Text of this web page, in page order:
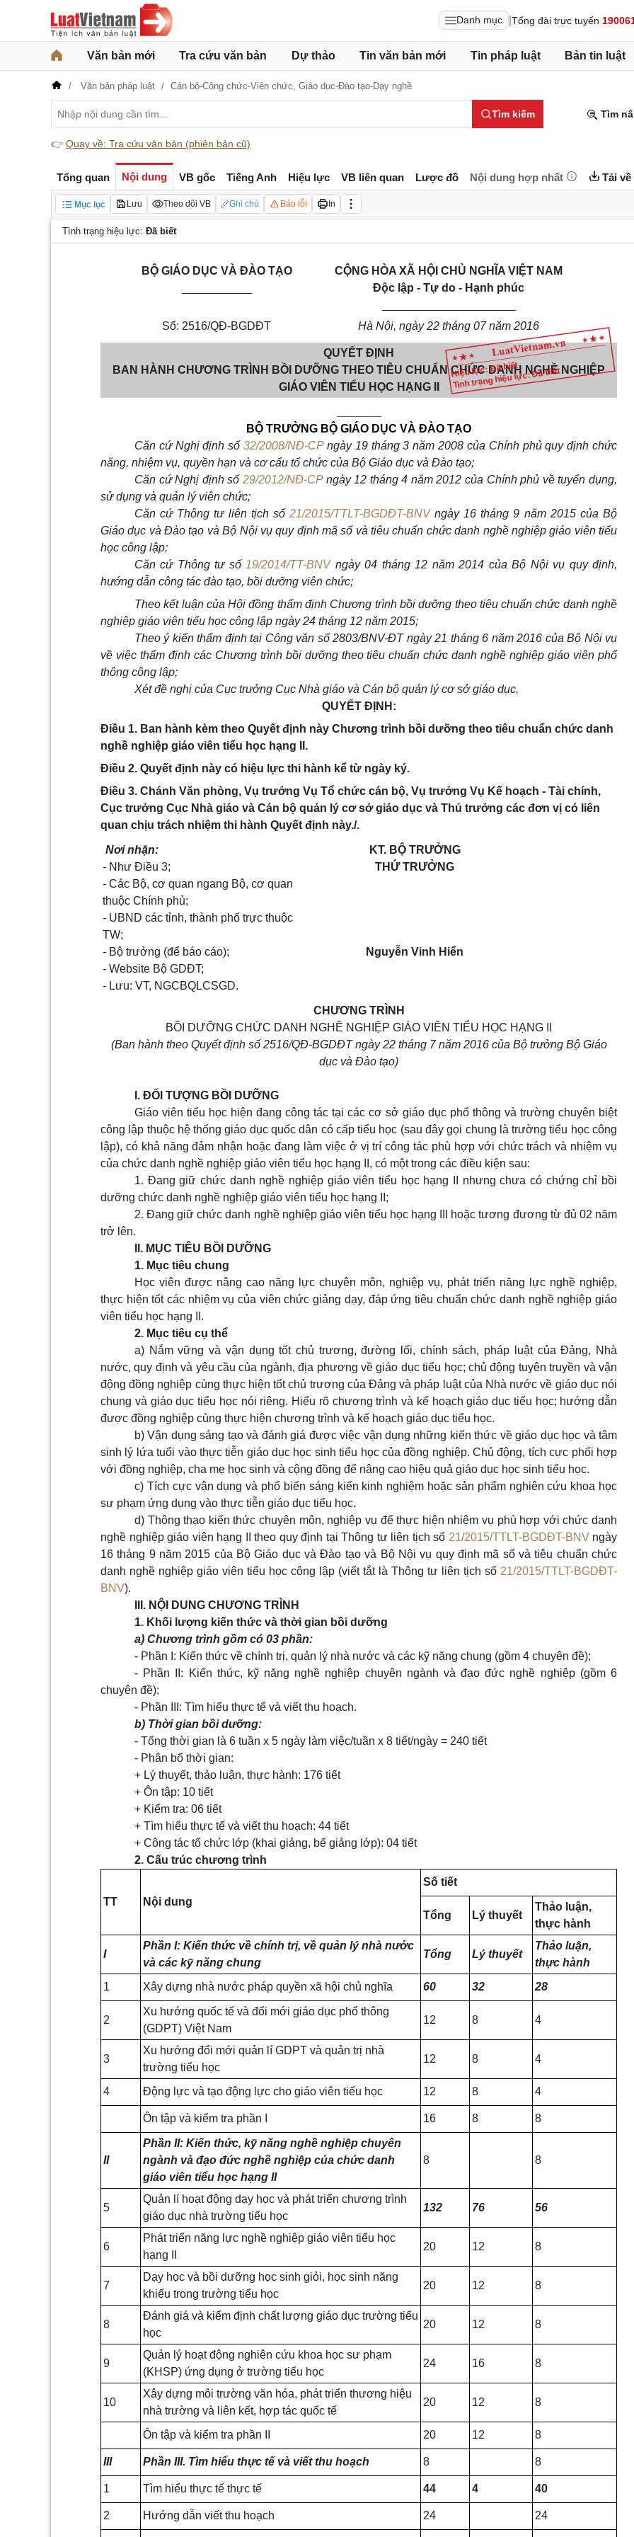
Danh mục Tổng đài trực tuyến
Văn bản mới Tra cứu văn bản Dự thảo Tin văn bản mới Tin pháp luật Bản tin luật
Văn bản pháp luật Cán bộ-Công chức-Viên chức, Giáo dục-Đào tạo-Dạy nghề
Tìm kiếm Tìm
👉 Quay về: Tra cứu văn bản (phiên bản cũ)
Tổng quan Nội dung VB gốc Tiếng Anh Hiệu lực VB liên quan Lược đồ Nội dung hợp nhất Tải về
Mục lục Lưu Theo dõi VB Ghi chú Báo lỗi In
Tình trạng hiệu lực: Đã biết
Hiệu lực: Đã biết
Tình trạng hiệu lực: Đã biết
BỘ GIÁO DỤC VÀ ĐÀO TẠO
CỘNG HÒA XÃ HỘI CHỦ NGHĨA VIỆT NAM
Độc lập - Tự do - Hạnh phúc
Số: 2516/QĐ-BGDĐT
Hà Nội, ngày 22 tháng 07 năm 2016
QUYẾT ĐỊNH
BAN HÀNH CHƯƠNG TRÌNH BỒI DƯỠNG THEO TIÊU CHUẨN CHỨC DANH NGHỀ NGHIỆP
GIÁO VIÊN TIỂU HỌC HẠNG II
BỘ TRƯỞNG BỘ GIÁO DỤC VÀ ĐÀO TẠO
Căn cứ Nghị định số32/2008/NĐ-CPngày 19 tháng 3 năm 2008 của Chính phủ quy định chức
năng, nhiệm vụ, quyền hạn và cơ cấu tổ chức của Bộ Giáo dục và Đào tạo;
Căn cứ Nghị định số 29/2012/NĐ-CPngày 12 tháng 4 năm 2012 của Chính phủ về tuyển dụng,
sử dụng và quản lý viên chức;
Căn cứ Thông tư liên tịch số 21/2015/TTLT-BGDĐT-BNVngày 16 tháng 9 năm 2015 của Bộ
Giáo dục và Đào tạo và Bộ Nội vụ quy định mã số và tiêu chuẩn chức danh nghề nghiệp giáo viên tiểu
học công lập;
Căn cứ Thông tư số 19/2014/TT-BNVngày 04 tháng 12 năm 2014 của Bộ Nội vụ quy định,
hướng dẫn công tác đào tạo, bồi dưỡng viên chức;
Theo kết luận của Hội đồng thẩm định Chương trình bồi dưỡng theo tiêu chuẩn chức danh nghề
nghiệp giáo viên tiểu học công lập ngày 24 tháng 12 năm 2015;
Theo ý kiến thẩm định tại Công văn số 2803/BNV-ĐT ngày 21 tháng 6 năm 2016 của Bộ Nội vụ
về việc thẩm định các Chương trình bồi dưỡng theo tiêu chuẩn chức danh nghề nghiệp giáo viên phổ
thông công lập;
Xét đề nghị của Cục trưởng Cục Nhà giáo và Cán bộ quản lý cơ sở giáo dục,
QUYẾT ĐỊNH:
Điều 1. Ban hành kèm theo Quyết định này Chương trình bồi dưỡng theo tiêu chuẩn chức danh
nghề nghiệp giáo viên tiểu học hạng II.
Điều 2. Quyết định này có hiệu lực thi hành kể từ ngày ký.
Điều 3. Chánh Văn phòng, Vụ trưởng Vụ Tổ chức cán bộ, Vụ trưởng Vụ Kế hoạch - Tài chính,
Cục trưởng Cục Nhà giáo và Cán bộ quản lý cơ sở giáo dục và Thủ trưởng các đơn vị có liên
quan chịu trách nhiệm thi hành Quyết định này./.
Nơi nhận:
- Như Điều 3;
- Các Bộ, cơ quan ngang Bộ, cơ quan
thuộc Chính phủ;
- UBND các tỉnh, thành phố trực thuộc
TW;
- Bộ trưởng (để báo cáo);
- Website Bộ GDĐT;
- Lưu: VT, NGCBQLCSGD.
KT. BỘ TRƯỞNG
THỨ TRƯỞNG
Nguyễn Vinh Hiển
CHƯƠNG TRÌNH
BỒI DƯỠNG CHỨC DANH NGHỀ NGHIỆP GIÁO VIÊN TIỂU HỌC HẠNG II
(Ban hành theo Quyết định số 2516/QĐ-BGDĐT ngày 22 tháng 7 năm 2016 của Bộ trưởng Bộ Giáo
dục và Đào tạo)
I. ĐỐI TƯỢNG BỒI DƯỠNG
Giáo viên tiểu học hiện đang công tác tại các cơ sở giáo dục phổ thông và trường chuyên biệt
công lập thuộc hệ thống giáo dục quốc dân có cấp tiểu học (sau đây gọi chung là trường tiểu học công
lập), có khả năng đảm nhận hoặc đang làm việc ở vị trí công tác phù hợp với chức trách và nhiệm vụ
của chức danh nghề nghiệp giáo viên tiểu học hạng II, có một trong các điều kiện sau:
1. Đang giữ chức danh nghề nghiệp giáo viên tiểu học hạng II nhưng chưa có chứng chỉ bồi
dưỡng chức danh nghề nghiệp giáo viên tiểu học hạng II;
2. Đang giữ chức danh nghề nghiệp giáo viên tiểu học hạng III hoặc tương đương từ đủ 02 năm
trở lên.
II. MỤC TIÊU BỒI DƯỠNG
1. Mục tiêu chung
Học viên được nâng cao năng lực chuyên môn, nghiệp vụ, phát triển năng lực nghề nghiệp,
thực hiện tốt các nhiệm vụ của viên chức giảng dạy, đáp ứng tiêu chuẩn chức danh nghề nghiệp giáo
viên tiểu học hạng II.
2. Mục tiêu cụ thể
a) Nắm vững và vận dụng tốt chủ trương, đường lối, chính sách, pháp luật của Đảng, Nhà
nước, quy định và yêu cầu của ngành, địa phương về giáo dục tiểu học; chủ động tuyên truyền và vận
động đồng nghiệp cùng thực hiện tốt chủ trương của Đảng và pháp luật của Nhà nước về giáo dục nói
chung và giáo dục tiểu học nói riêng. Hiểu rõ chương trình và kế hoạch giáo dục tiểu học; hướng dẫn
được đồng nghiệp cùng thực hiện chương trình và kế hoạch giáo dục tiểu học.
b) Vận dụng sáng tạo và đánh giá được việc vận dụng những kiến thức về giáo dục học và tâm
sinh lý lứa tuổi vào thực tiễn giáo dục học sinh tiểu học của đồng nghiệp. Chủ động, tích cực phối hợp
với đồng nghiệp, cha mẹ học sinh và cộng đồng để nâng cao hiệu quả giáo dục học sinh tiểu học.
c) Tích cực vận dụng và phổ biến sáng kiến kinh nghiệm hoặc sản phẩm nghiên cứu khoa học
sư phạm ứng dụng vào thực tiễn giáo dục tiểu học.
d) Thông thạo kiến thức chuyên môn, nghiệp vụ để thực hiện nhiệm vụ phù hợp với chức danh
nghề nghiệp giáo viên hạng II theo quy định tại Thông tư liên tịch số 21/2015/TTLT-BGDĐT-BNVngày
16 tháng 9 năm 2015 của Bộ Giáo dục và Đào tạo và Bộ Nội vụ quy định mã số và tiêu chuẩn chức
danh nghề nghiệp giáo viên tiểu học công lập (viết tắt là Thông tư liên tịch số 21/2015/TTLT-BGDĐT-
BNV).
III. NỘI DUNG CHƯƠNG TRÌNH
1. Khối lượng kiến thức và thời gian bồi dưỡng
a) Chương trình gồm có 03 phần:
- Phần I: Kiến thức về chính trị, quản lý nhà nước và các kỹ năng chung (gồm 4 chuyên đề);
- Phần II: Kiến thức, kỹ năng nghề nghiệp chuyên ngành và đạo đức nghề nghiệp (gồm 6
chuyên đề);
- Phần III: Tìm hiểu thực tế và viết thu hoạch.
b) Thời gian bồi dưỡng:
- Tổng thời gian là 6 tuần x 5 ngày làm việc/tuần x 8 tiết/ngày = 240 tiết
- Phân bổ thời gian:
+ Lý thuyết, thảo luận, thực hành: 176 tiết
+ Ôn tập: 10 tiết
+ Kiểm tra: 06 tiết
+ Tìm hiểu thực tế và viết thu hoạch: 44 tiết
+ Công tác tổ chức lớp (khai giảng, bế giảng lớp): 04 tiết
2. Cấu trúc chương trình
TT Nội dung
Số tiết
Tổng Lý thuyết
Thảo luận,
thực hành
I
Phần I: Kiến thức về chính trị, về quản lý nhà nước
và các kỹ năng chung
Tổng Lý thuyết
Thảo luận,
thực hành
1
Xây dựng nhà nước pháp quyền xã hội chủ nghĩa 60 32 28
2
Xu hướng quốc tế và đổi mới giáo dục phổ thông
(GDPT) Việt Nam
12 8 4
3
Xu hướng đổi mới quản lí GDPT và quản trị nhà
trường tiểu học
12 8 4
4 Động lực và tạo động lực cho giáo viên tiểu học 12 8 4
Ôn tập và kiểm tra phần I 16 8 8
II
Phần II: Kiến thức, kỹ năng nghề nghiệp chuyên
ngành và đạo đức nghề nghiệp của chức danh
giáo viên tiểu học hạng II
8 8
5
Quản lí hoạt động dạy học và phát triển chương trình
giáo dục nhà trường tiểu học
132 76 56
6
Phát triển năng lực nghề nghiệp giáo viên tiểu học
hạng II
20 12 8
7
Dạy học và bồi dưỡng học sinh giỏi, học sinh năng
khiếu trong trường tiểu học
20 12 8
8
Đánh giá và kiểm định chất lượng giáo dục trường tiểu
học
20 12 8
9
Quản lý hoạt động nghiên cứu khoa học sư phạm
(KHSP) ứng dụng ở trường tiểu học
24 16 8
10
Xây dựng môi trường văn hóa, phát triển thương hiệu
nhà trường và liên kết, hợp tác quốc tế
20 12 8
Ôn tập và kiểm tra phần II 20 12 8
III Phần III. Tìm hiểu thực tế và viết thu hoạch 8 8
1 Tìm hiểu thực tế thực tế 44 4 40
2 Hướng dẫn viết thu hoạch 24 24